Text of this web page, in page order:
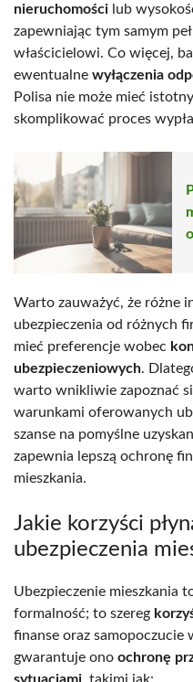
nieruchomości lub
zapewniając tym samym
właścicielowi. Co więcej,
ewentualne wyłączenia
Polisa nie może mieć
skomplikować proces
Warto zauważyć, że różne
ubezpieczenia od różnych
mieć preferencje wobec
ubezpieczeniowych.
warto wnikliwie zapoznać
warunkami oferowanych
szanse na pomyślne
zapewnia lepszą ochronę
mieszkania.
Jakie korzyści
ubezpieczenia
Ubezpieczenie mieszkania
formalność; to szereg
finanse oraz samopoczucie
gwarantuje ono ochronę
sytuacjami , takimi jak: